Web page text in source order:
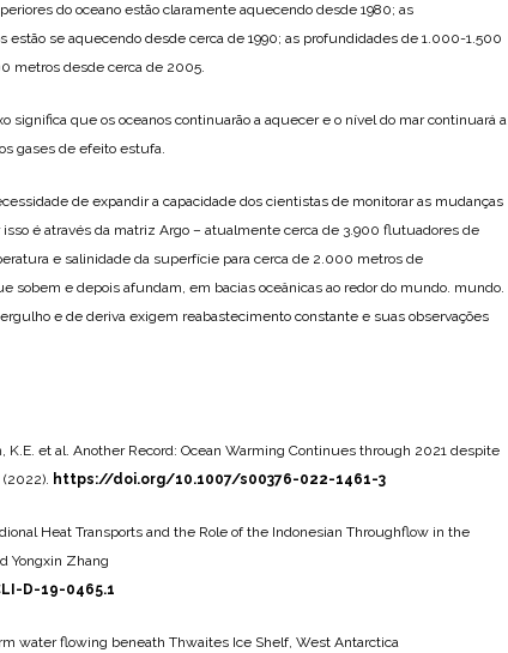
do oceano estão claramente aquecendo desde 1980; as
se aquecendo desde cerca de 1990; as profundidades de 1.000-1.500
metros desde cerca de 2005.
significa que os oceanos continuarão a aquecer e o nível do mar continuará a
gases de efeito estufa.
de expandir a capacidade dos cientistas de monitorar as mudanças
é através da matriz Argo – atualmente cerca de 3.900 flutuadores de
e salinidade da superfície para cerca de 2.000 metros de
sobem e depois afundam, em bacias oceânicas ao redor do mundo. mundo.
e de deriva exigem reabastecimento constante e suas observações
K.E. et al. Another Record: Ocean Warming Continues through 2021 despite
(2022). https://doi.org/10.1007/s00376-022-1461-3
Heat Transports and the Role of the Indonesian Throughflow in the
Yongxin Zhang
D-19-0465.1
water flowing beneath Thwaites Ice Shelf, West Antarctica